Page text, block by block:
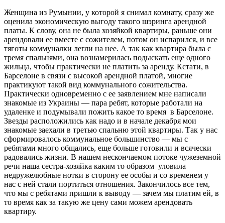
Женщина из Румынии, у которой я снимал комнату, сразу же
оценила экономическую выгоду такого шэринга арендной
платы. К слову, она не была хозяйкой квартиры, раньше они
арендовали ее вместе с сожителем, потом он испарился, и все
тяготы коммуналки легли на нее. А так как квартира была с
тремя спальнями, она вознамерилась подыскать еще одного
жильца, чтобы практически не платить за аренду. Кстати, в
Барселоне в связи с высокой арендной платой, многие
практикуют такой вид коммунального сожительства.
Практически одновременно с ее заявлением мне написали
знакомые из Украины — пара ребят, которые работали на
удаленке и подумывали пожить какое то время в Барселоне.
Звезды расположились как надо и в начале декабря мои
знакомые заехали в третью спальню этой квартиры. Так у нас
сформировалось коммунальное большинство — мы с
ребятами много общались, еще больше готовили и всячески
радовались жизни. В нашем нескончаемом потоке чужеземной
речи наша сестра-хозяйка каким то образом уловила
недружелюбные нотки в сторону ее особы и со временем у
нас с ней стали портиться отношения. Закончилось все тем,
что мы с ребятами пришли к выводу — зачем мы платим ей, в
то время как за такую же цену сами можем арендовать
квартиру.